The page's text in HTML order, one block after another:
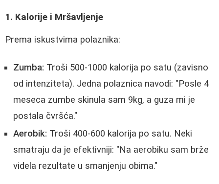
1. Kalorije i Mršavljenje
Prema iskustvima polaznika:
Zumba: Troši 500-1000 kalorija po satu (zavisno
od intenziteta). Jedna polaznica navodi: "Posle 4
meseca zumbe skinula sam 9kg, a guza mi je
postala čvršća."
Aerobik: Troši 400-600 kalorija po satu. Neki
smatraju da je efektivniji: "Na aerobiku sam brže
videla rezultate u smanjenju obima."